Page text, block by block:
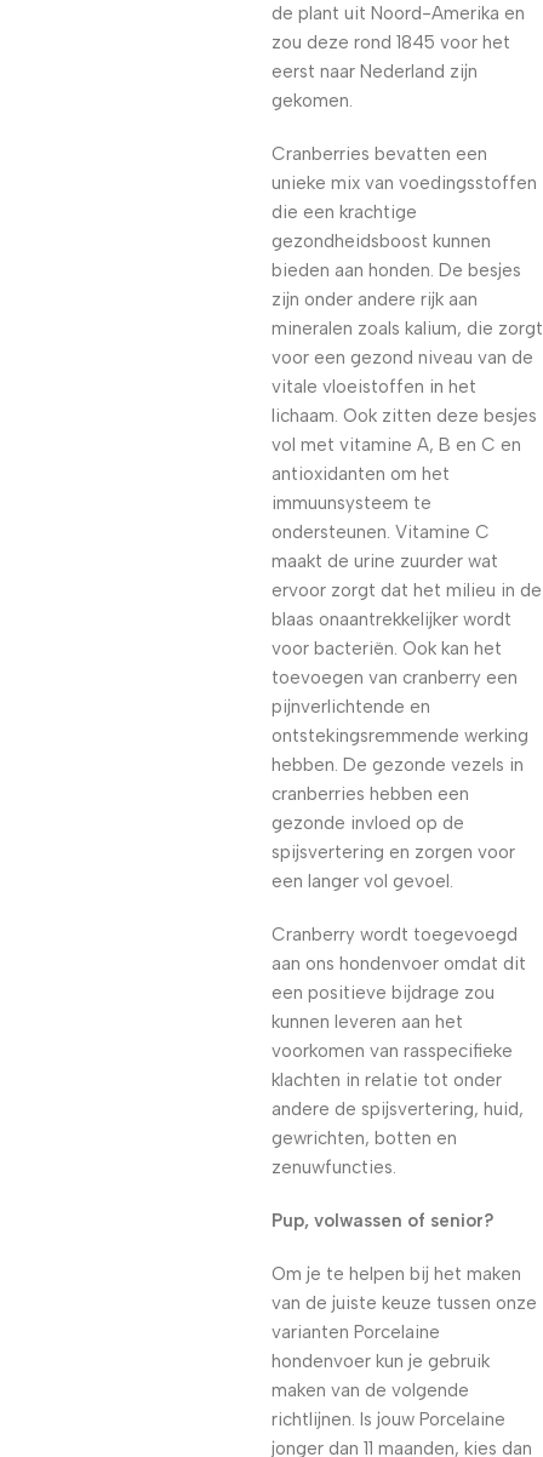
de plant uit Noord-Amerika en
zou deze rond 1845 voor het
eerst naar Nederland zijn
gekomen.
Cranberries bevatten een
unieke mix van voedingsstoffen
die een krachtige
gezondheidsboost kunnen
bieden aan honden. De besjes
zijn onder andere rijk aan
mineralen zoals kalium, die zorgt
voor een gezond niveau van de
vitale vloeistoffen in het
lichaam. Ook zitten deze besjes
vol met vitamine A, B en C en
antioxidanten om het
immuunsysteem te
ondersteunen. Vitamine C
maakt de urine zuurder wat
ervoor zorgt dat het milieu in de
blaas onaantrekkelijker wordt
voor bacteriën. Ook kan het
toevoegen van cranberry een
pijnverlichtende en
ontstekingsremmende werking
hebben. De gezonde vezels in
cranberries hebben een
gezonde invloed op de
spijsvertering en zorgen voor
een langer vol gevoel.
Cranberry wordt toegevoegd
aan ons hondenvoer omdat dit
een positieve bijdrage zou
kunnen leveren aan het
voorkomen van rasspecifieke
klachten in relatie tot onder
andere de spijsvertering, huid,
gewrichten, botten en
zenuwfuncties.
Pup, volwassen of senior?
Om je te helpen bij het maken
van de juiste keuze tussen onze
varianten Porcelaine
hondenvoer kun je gebruik
maken van de volgende
richtlijnen. Is jouw Porcelaine
jonger dan 11 maanden, kies dan